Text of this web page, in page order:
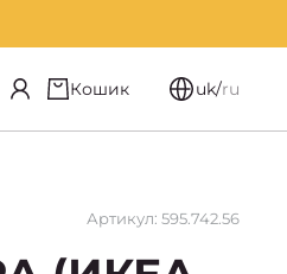
Кошик uk/ru
Артикул: 595.742.56